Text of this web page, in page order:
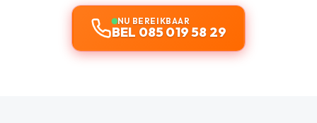
NU BEREIKBAAR
BEL 085 019 58 29